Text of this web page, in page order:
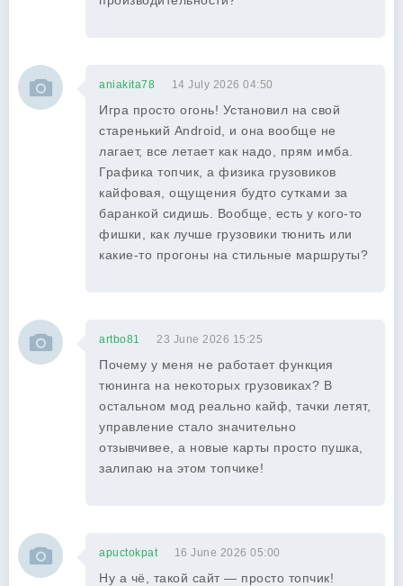
aniakita78 14 July 2026 04:50
Игра просто огонь! Установил на свой
старенький Android, и она вообще не
лагает, все летает как надо, прям имба.
Графика топчик, а физика грузовиков
кайфовая, ощущения будто сутками за
баранкой сидишь. Вообще, есть у кого-то
фишки, как лучше грузовики тюнить или
какие-то прогоны на стильные маршруты?
artbo81 23 June 2026 15:25
Почему у меня не работает функция
тюнинга на некоторых грузовиках? В
остальном мод реально кайф, тачки летят,
управление стало значительно
отзывчивее, а новые карты просто пушка,
залипаю на этом топчике!
apuctokpat 16 June 2026 05:00
Ну а чё, такой сайт — просто топчик!